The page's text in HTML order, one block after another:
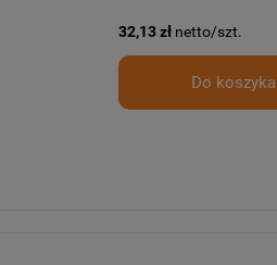
32,13 zł netto/szt.
Do koszyka